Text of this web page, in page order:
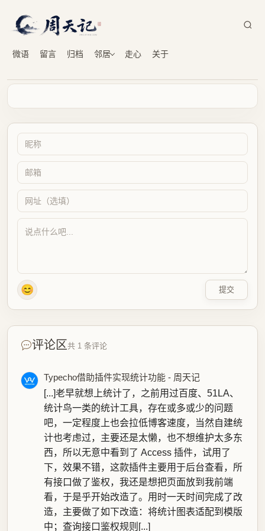
微语 留言 归档 邻居 走心 关于
😊 提交
评论区 共 1 条评论
Typecho借助插件实现统计功能 - 周天记
[...]老早就想上统计了，之前用过百度、51LA、
统计鸟一类的统计工具，存在或多或少的问题
吧，一定程度上也会拉低博客速度，当然自建统
计也考虑过，主要还是太懒，也不想维护太多东
西，所以无意中看到了 Access 插件，试用了
下，效果不错，这款插件主要用于后台查看，所
有接口做了鉴权，我还是想把页面放到我前端
看，于是乎开始改造了。用时一天时间完成了改
造，主要做了如下改造：将统计图表适配到模版
中；查询接口鉴权规则[...]